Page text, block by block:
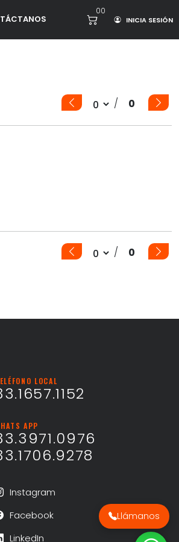
00
INICIA SESIÓN
/ 0
/ 0
LOCAL
APP
Instagram
Facebook
LinkedIn
Llámanos